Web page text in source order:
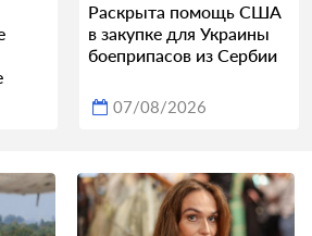
Раскрыта помощь США
в закупке для Украины
боеприпасов из Сербии
07/08/2026